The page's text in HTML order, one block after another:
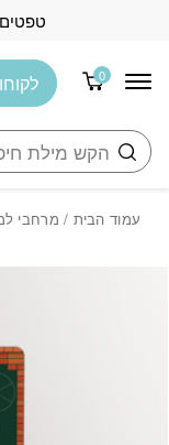
טפטים
0
חיפוש
עמוד הבית / מרחבי